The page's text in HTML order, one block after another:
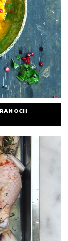
OCH